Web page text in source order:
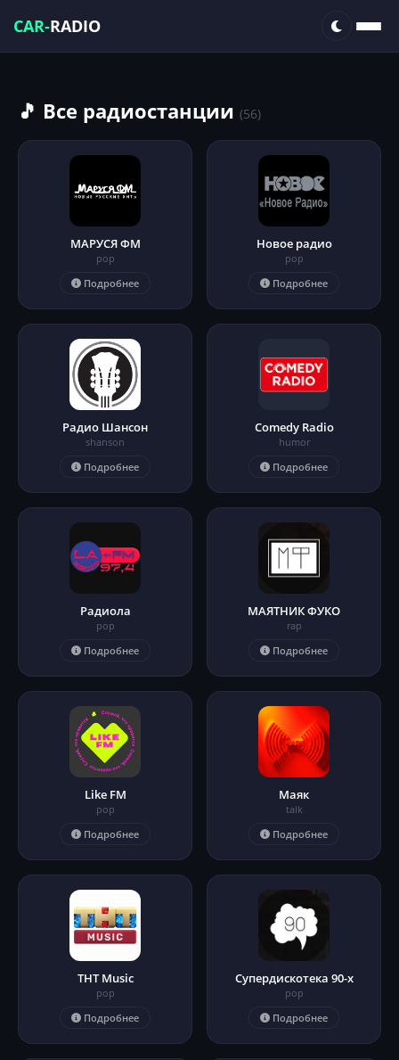
CAR-RADIO
🎵 Все радиостанции (56)
МАРУСЯ ФМ
pop
Подробнее
Новое радио
pop
Подробнее
Радио Шансон
shanson
Подробнее
Comedy Radio
humor
Подробнее
Радиола
pop
Подробнее
МАЯТНИК ФУКО
rap
Подробнее
Like FM
pop
Подробнее
Маяк
talk
Подробнее
ТНТ Music
pop
Подробнее
Супердискотека 90-х
pop
Подробнее